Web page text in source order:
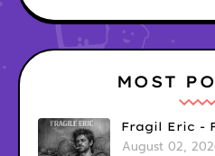
MOST
Fragil Eric -
August 02,